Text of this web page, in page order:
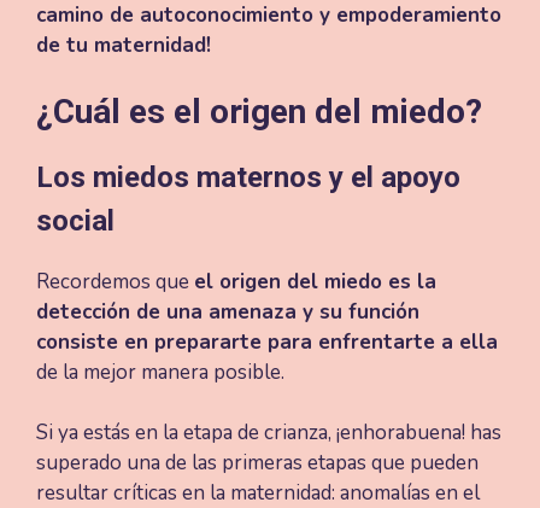
camino de autoconocimiento y empoderamiento
de tu maternidad!
¿Cuál es el origen del miedo?
Los miedos maternos y el apoyo
social
Recordemos que el origen del miedo es la
detección de una amenaza y su función
consiste en prepararte para enfrentarte a ella
de la mejor manera posible.
Si ya estás en la etapa de crianza, ¡enhorabuena! has
superado una de las primeras etapas que pueden
resultar críticas en la maternidad: anomalías en el